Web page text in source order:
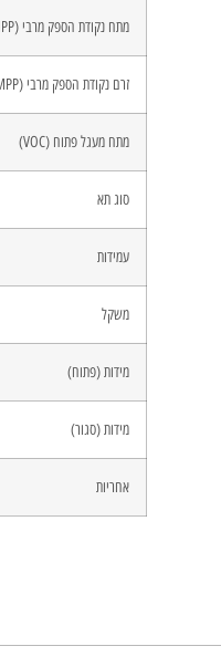
מתח נקודת הספק מרבי (VMPP)
זרם נקודת הספק מרבי (IMPP)
מתח מעגל פתוח (VOC)
סוג תא
עמידות
משקל
מידות (פתוח)
מידות (סגור)
אחריות